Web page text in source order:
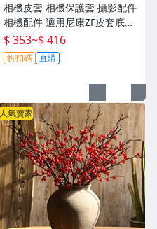
相機皮套 相機保護套 攝影配件
相機配件 適用尼康ZF皮套底座
zf微單相機包 便攜復古保護套
單肩-樸素時光家居館
$ 353~$ 416
折扣碼 直購
人氣賣家